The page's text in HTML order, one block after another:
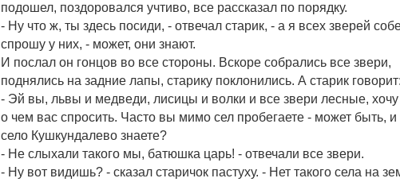
подошел, поздоровался учтиво, все рассказал по порядку.
- Ну что ж, ты здесь посиди, - отвечал старик, - а я всех зверей
спрошу у них, - может, они знают.
И послал он гонцов во все стороны. Вскоре собрались все звери,
поднялись на задние лапы, старику поклонились. А старик говорит:
- Эй вы, львы и медведи, лисицы и волки и все звери лесные, хочу
о чем вас спросить. Часто вы мимо сел пробегаете - может быть, и
село Кушкундалево знаете?
- Не слыхали такого мы, батюшка царь! - отвечали все звери.
- Ну вот видишь? - сказал старичок пастуху. - Нет такого села на